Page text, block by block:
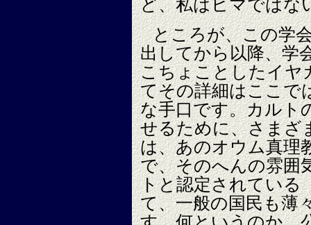
ど、私はヒマではな
ところが、この学
出してから以降、学
こちょことしたイヤ
てその詳細はここで
な手口です。カルト
せるために、さまざ
は、あのオウム真理
で、そのへんの雰囲
トと認定されている
て、一般の国民も薄